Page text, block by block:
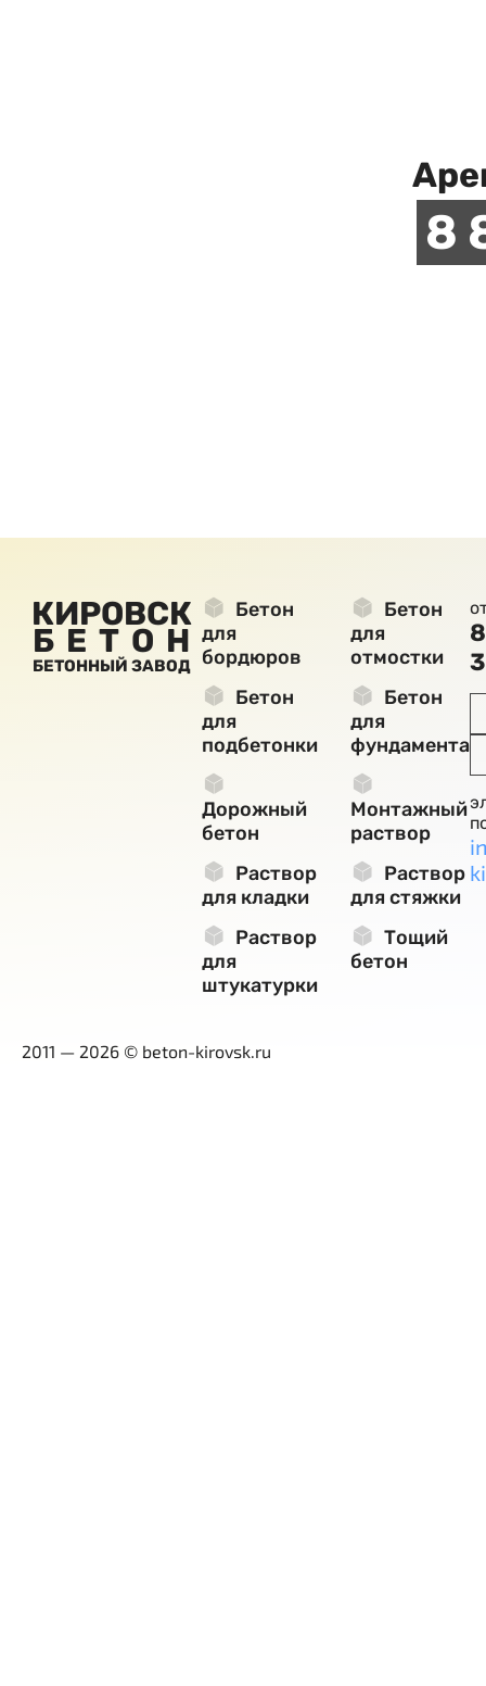
8
КИРОВСК
БЕТОН
БЕТОННЫЙ ЗАВОД
Бетон
для
бордюров
Бетон
для
отмостки
Бетон
для
подбетонки
Бетон
для
фундамента
Дорожный
бетон
Монтажный
раствор
Раствор
для кладки
Раствор
для стяжки
Раствор
для
штукатурки
Тощий
бетон
2011 — 2026 © beton-kirovsk.ru